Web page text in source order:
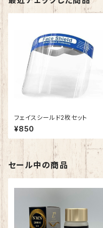
フェイスシールド2枚セット
¥850
セール中の商品